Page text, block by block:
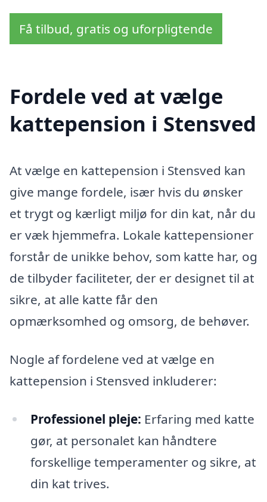
Få tilbud, gratis og uforpligtende
Fordele ved at vælge
kattepension i Stensved
At vælge en kattepension i Stensved kan
give mange fordele, især hvis du ønsker
et trygt og kærligt miljø for din kat, når du
er væk hjemmefra. Lokale kattepensioner
forstår de unikke behov, som katte har, og
de tilbyder faciliteter, der er designet til at
sikre, at alle katte får den
opmærksomhed og omsorg, de behøver.
Nogle af fordelene ved at vælge en
kattepension i Stensved inkluderer:
Professionel pleje: Erfaring med katte
gør, at personalet kan håndtere
forskellige temperamenter og sikre, at
din kat trives.